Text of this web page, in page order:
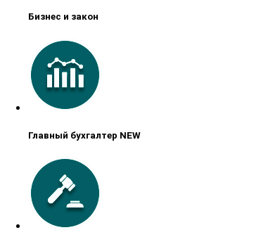
Бизнес и закон
Главный бухгалтер NEW